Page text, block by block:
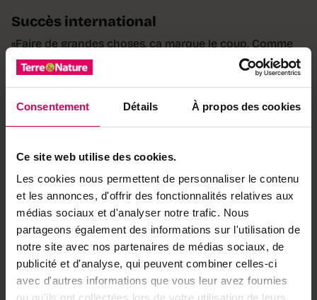
Consentement Détails À propos des cookies
Ce site web utilise des cookies.
Les cookies nous permettent de personnaliser le contenu
et les annonces, d'offrir des fonctionnalités relatives aux
médias sociaux et d'analyser notre trafic. Nous
partageons également des informations sur l'utilisation de
notre site avec nos partenaires de médias sociaux, de
publicité et d'analyse, qui peuvent combiner celles-ci
avec d'autres informations que vous leur avez fournies
ou qu'ils ont collectées lors de votre utilisation de leurs
Succès international
«Faire de grandes choses, ça marque le coup. Comme
ça, je me dis que je ne suis pas complètement foutu.
Même si une fois que c’est fini, je me trouve un peu fou»,
libellule pour accompagner son abeille. «J’adore
représenter des animaux. J’ai l’impression que mes
Aujourd’hui, les œuvres de Dominique Andreae se
vendent dans toute la Suisse, ainsi qu’en France et
même au Mexique, chez des connaissances et des
collectionneurs. «À la base, je ne connaissais rien à l’art
et je côtoyais surtout des agriculteurs. C’est un grand
changement, car ces deux mondes sont très éloignés.»
Pour autant, l’ex-paysan ne pourrait plus s’en passer.